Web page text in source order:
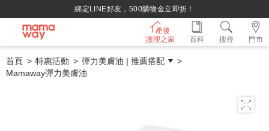
綁定LINE好友，500購物金立即折！
產後
護理之家
門市
百科 搜尋
首頁 特惠活動
彈力美膚油 | 推薦搭配
Mamaway彈力美膚油